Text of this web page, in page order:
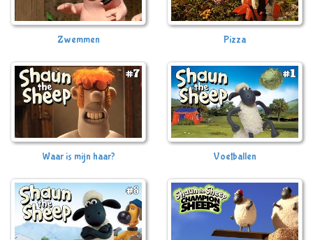
Zwemmen Pizza
Waar is mijn haar? Voetballen